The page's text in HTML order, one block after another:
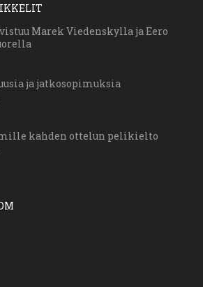
Marek Viedenskylla ja Eero
ja jatkosopimuksia
kahden ottelun pelikielto